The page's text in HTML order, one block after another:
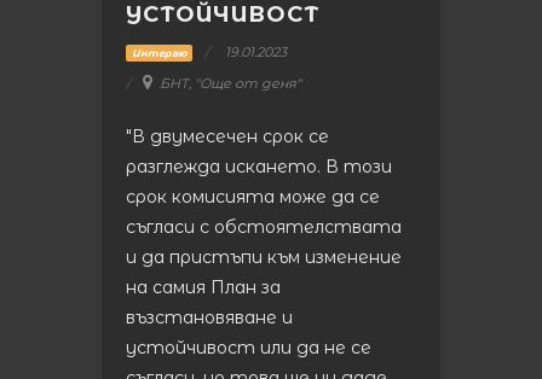
УСТОЙЧИВОСТ
Интервю
19.01.2023
БНТ, "Още от деня"
"В двумесечен срок се
разглежда искането. В този
срок комисията може да се
съгласи с обстоятелствата
и да пристъпи към изменение
на самия План за
възстановяване и
устойчивост или да не се